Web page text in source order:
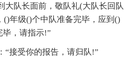
队长面前，敬队礼(大队长回队
()年级()个中队准备完毕，应到()
毕，请指示!”
受你的报告，请归队!”